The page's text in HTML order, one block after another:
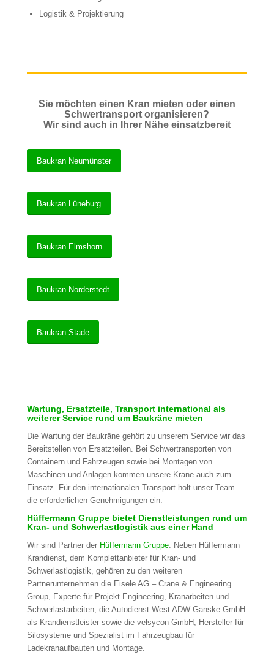
Logistik & Projektierung
Sie möchten einen Kran mieten oder einen
Schwertransport organisieren?
Wir sind auch in Ihrer Nähe einsatzbereit
Baukran Neumünster
Baukran Lüneburg
Baukran Elmshorn
Baukran Norderstedt
Baukran Stade
Wartung, Ersatzteile, Transport international als
weiterer Service rund um Baukräne mieten
Die Wartung der Baukräne gehört zu unserem Service wir das
Bereitstellen von Ersatzteilen. Bei Schwertransporten von
Containern und Fahrzeugen sowie bei Montagen von
Maschinen und Anlagen kommen unsere Krane auch zum
Einsatz. Für den internationalen Transport holt unser Team
die erforderlichen Genehmigungen ein.
Hüffermann Gruppe bietet Dienstleistungen rund um
Kran- und Schwerlastlogistik aus einer Hand
Wir sind Partner der Hüffermann Gruppe. Neben Hüffermann
Krandienst, dem Komplettanbieter für Kran- und
Schwerlastlogistik, gehören zu den weiteren
Partnerunternehmen die Eisele AG – Crane & Engineering
Group, Experte für Projekt Engineering, Kranarbeiten und
Schwerlastarbeiten, die Autodienst West ADW Ganske GmbH
als Krandienstleister sowie die velsycon GmbH, Hersteller für
Silosysteme und Spezialist im Fahrzeugbau für
Ladekranaufbauten und Montage.